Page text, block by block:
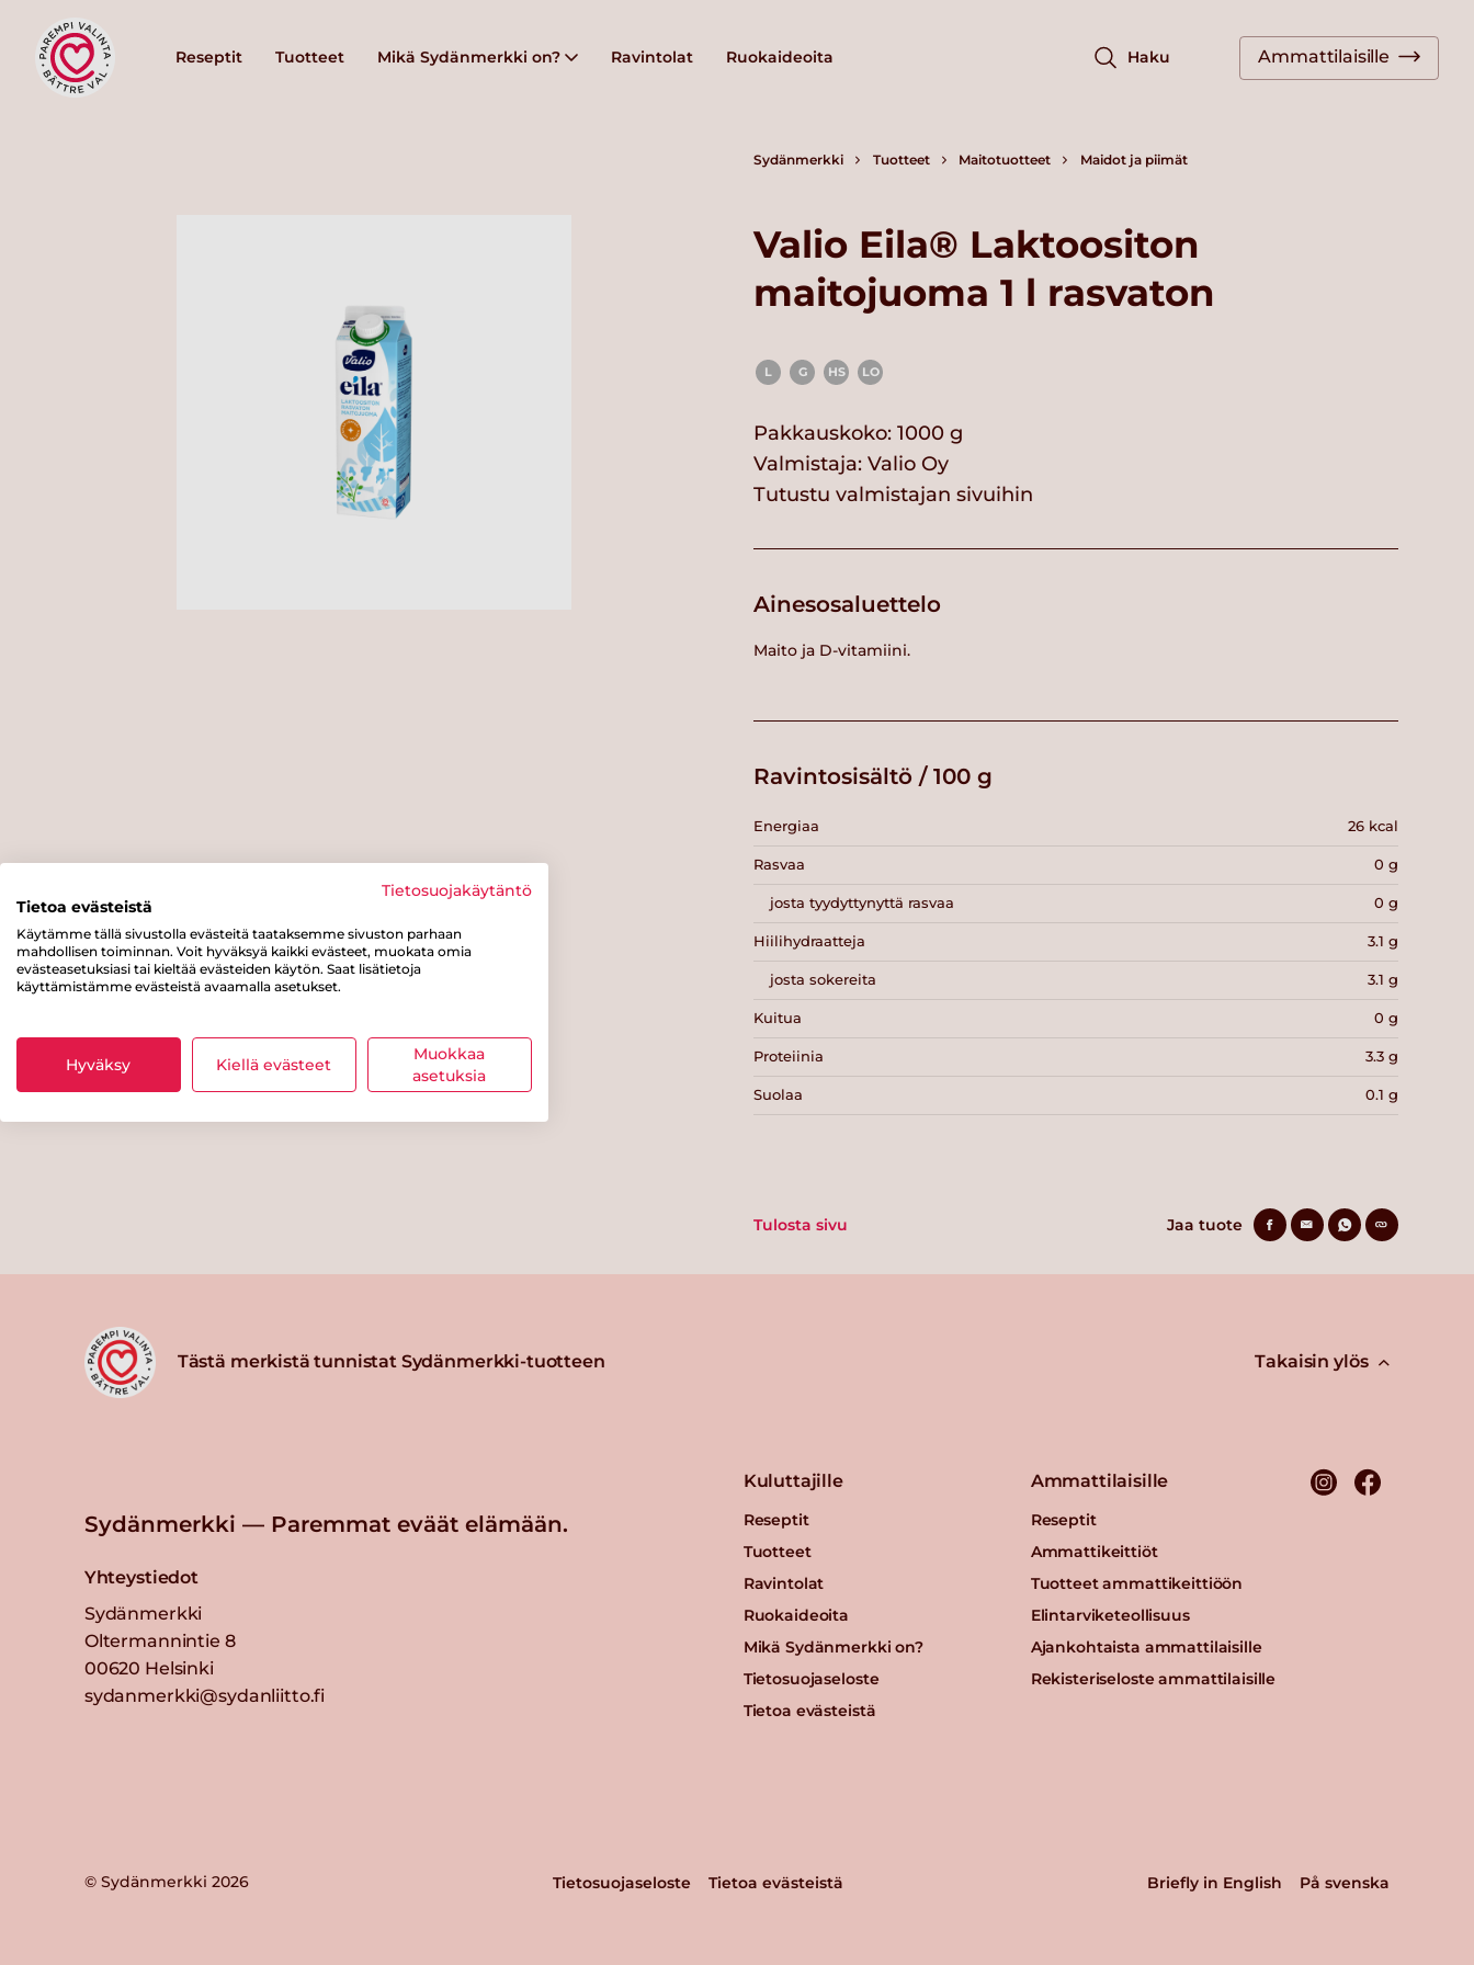
Reseptit Tuotteet Mikä Sydänmerkki on? Ravintolat Ruokaideoita Haku Ammattilaisille
Sydänmerkki Tuotteet Maitotuotteet Maidot ja piimät
Valio Eila® Laktoositon
maitojuoma 1 l rasvaton
L G HS LO
Pakkauskoko: 1000 g
Valmistaja: Valio Oy
Tutustu valmistajan sivuihin
Ainesosaluettelo
Maito ja D-vitamiini.
Ravintosisältö / 100 g
Energiaa 26 kcal
Rasvaa 0 g
josta tyydyttynyttä rasvaa 0 g
Hiilihydraatteja 3.1 g
josta sokereita 3.1 g
Kuitua 0 g
Proteiinia 3.3 g
Suolaa 0.1 g
Tulosta sivu Jaa tuote
Tästä merkistä tunnistat Sydänmerkki-tuotteen Takaisin ylös
Sydänmerkki — Paremmat eväät elämään.
Yhteystiedot
Sydänmerkki
Oltermannintie 8
00620 Helsinki
sydanmerkki@sydanliitto.fi
Kuluttajille
Reseptit
Tuotteet
Ravintolat
Ruokaideoita
Mikä Sydänmerkki on?
Tietosuojaseloste
Tietoa evästeistä
Ammattilaisille
Reseptit
Ammattikeittiöt
Tuotteet ammattikeittiöön
Elintarviketeollisuus
Ajankohtaista ammattilaisille
Rekisteriseloste ammattilaisille
© Sydänmerkki 2026 Tietosuojaseloste Tietoa evästeistä Briefly in English På svenska
Tietosuojakäytäntö
Tietoa evästeistä
Käytämme tällä sivustolla evästeitä taataksemme sivuston parhaan
mahdollisen toiminnan. Voit hyväksyä kaikki evästeet, muokata omia
evästeasetuksiasi tai kieltää evästeiden käytön. Saat lisätietoja
käyttämistämme evästeistä avaamalla asetukset.
Hyväksy Kiellä evästeet
Muokkaa
asetuksia